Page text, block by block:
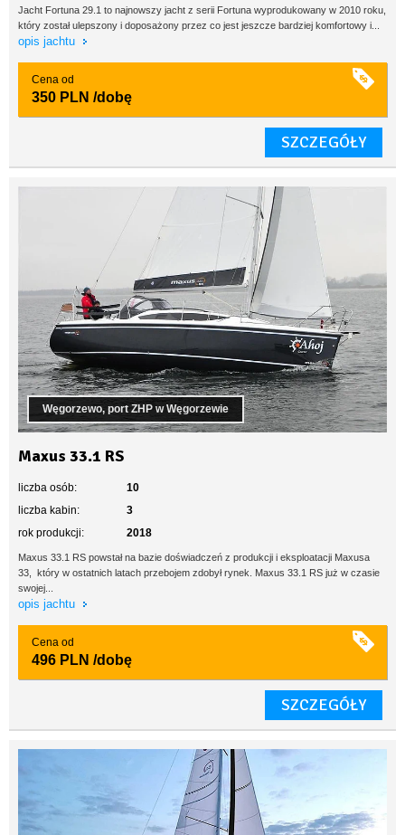
Jacht Fortuna 29.1 to najnowszy jacht z serii Fortuna wyprodukowany w 2010 roku,
który został ulepszony i doposażony przez co jest jeszcze bardziej komfortowy i...
opis jachtu
Cena od
350 PLN /dobę
SZCZEGÓŁY
Węgorzewo, port ZHP w Węgorzewie
Maxus 33.1 RS
liczba osób:
10
liczba kabin:
3
rok produkcji:
2018
Maxus 33.1 RS powstał na bazie doświadczeń z produkcji i eksploatacji Maxusa
33, który w ostatnich latach przebojem zdobył rynek. Maxus 33.1 RS już w czasie
swojej...
opis jachtu
Cena od
496 PLN /dobę
SZCZEGÓŁY